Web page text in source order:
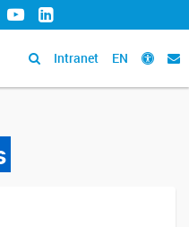
YouTubeLinkedIn
Intranet EN